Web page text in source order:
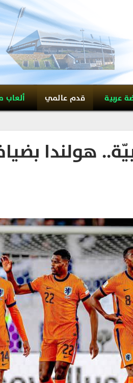
عربية قدم عالمي ألعاب
هولندا